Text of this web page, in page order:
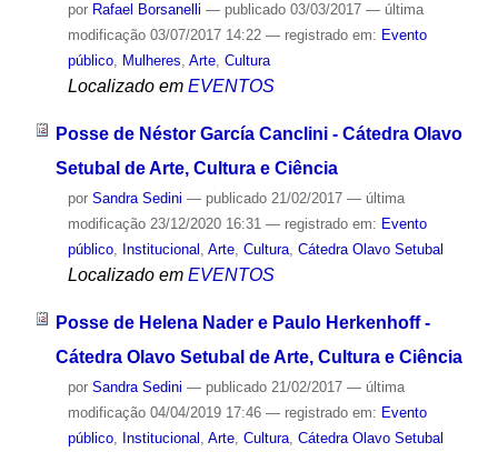
por Rafael Borsanelli — publicado03/03/2017 — última
modificação03/07/2017 14:22 — registrado em: Evento
público, Mulheres, Arte, Cultura
Localizado em EVENTOS
Posse de Néstor García Canclini - Cátedra Olavo
Setubal de Arte, Cultura e Ciência
por Sandra Sedini — publicado21/02/2017 — última
modificação23/12/2020 16:31 — registrado em: Evento
público, Institucional , Arte, Cultura, Cátedra Olavo Setubal
Localizado em EVENTOS
Posse de Helena Nader e Paulo Herkenhoff -
Cátedra Olavo Setubal de Arte, Cultura e Ciência
por Sandra Sedini — publicado21/02/2017 — última
modificação04/04/2019 17:46 — registrado em: Evento
público, Institucional Arte, Cultura, Cátedra Olavo Setubal